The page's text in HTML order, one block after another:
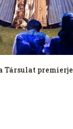
Társulat premierje